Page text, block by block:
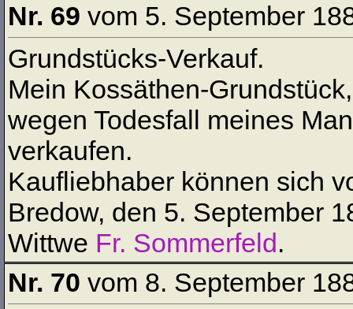
Nr. 69 vom 5. September
Grundstücks-Verkauf.
Mein Kossäthen-
wegen Todesfall meines
verkaufen.
Kaufliebhaber können sich
Bredow, den 5. September
Wittwe Fr. Sommerfeld.
Nr. 70 vom 8. September